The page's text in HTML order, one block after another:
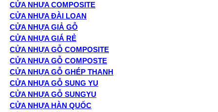
CỬA NHỰA COMPOSITE
CỬA NHỰA ĐÀI LOAN
CỬA NHỰA GIẢ GỖ
CỬA NHỰA GIÁ RẺ
CỬA NHỰA GỖ COMPOSITE
CỬA NHỰA GỖ COMPOSTE
CỬA NHỰA GỖ GHÉP THANH
CỬA NHỰA GỖ SUNG YU
CỬA NHỰA GỖ SUNGYU
CỬA NHỰA HÀN QUỐC